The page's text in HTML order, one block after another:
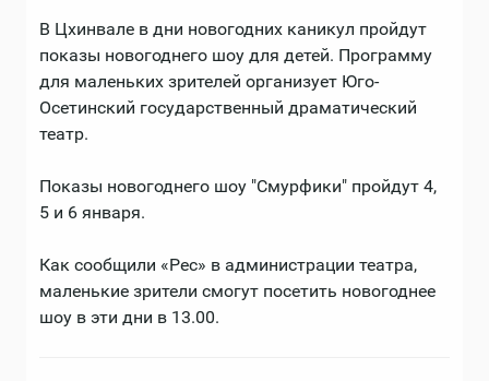
В Цхинвале в дни новогодних каникул пройдут
показы новогоднего шоу для детей. Программу
для маленьких зрителей организует Юго-
Осетинский государственный драматический
театр.
Показы новогоднего шоу "Смурфики" пройдут 4,
5 и 6 января.
Как сообщили «Рес» в администрации театра,
маленькие зрители смогут посетить новогоднее
шоу в эти дни в 13.00.